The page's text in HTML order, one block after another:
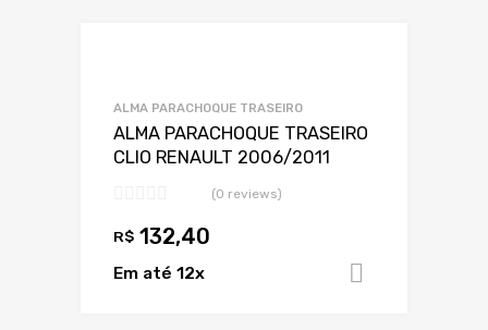
ALMA PARACHOQUE TRASEIRO
ALMA PARACHOQUE TRASEIRO
CLIO RENAULT 2006/2011
(0 reviews)
R$ 132,40
Em até 12x